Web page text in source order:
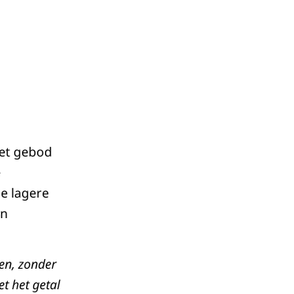
gebod
lagere
zonder
het getal